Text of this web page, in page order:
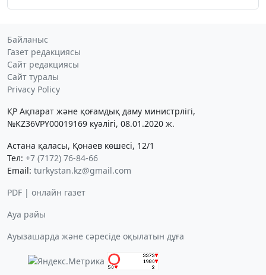
Байланыс
Газет редакциясы
Сайт редакциясы
Сайт туралы
Privacy Policy
ҚР Ақпарат және қоғамдық даму министрлігі,
№KZ36VPY00019169 куәлігі, 08.01.2020 ж.
Астана қаласы, Қонаев көшесі, 12/1
Тел: +7 (7172) 76-84-66
Email: turkystan.kz@gmail.com
PDF | онлайн газет
Ауа райы
Ауызашарда және сәресіде оқылатын дұға